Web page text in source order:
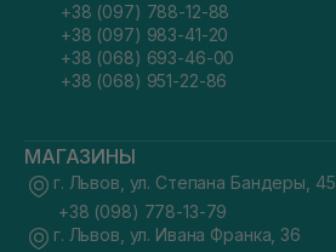
+38 (097) 788-12-88
+38 (097) 983-41-20
+38 (068) 693-46-00
+38 (068) 951-22-86
МАГАЗИНЫ
г. Львов, ул. Степана Бандеры, 45
+38 (098) 778-13-79
г. Львов, ул. Ивана Франка, 36